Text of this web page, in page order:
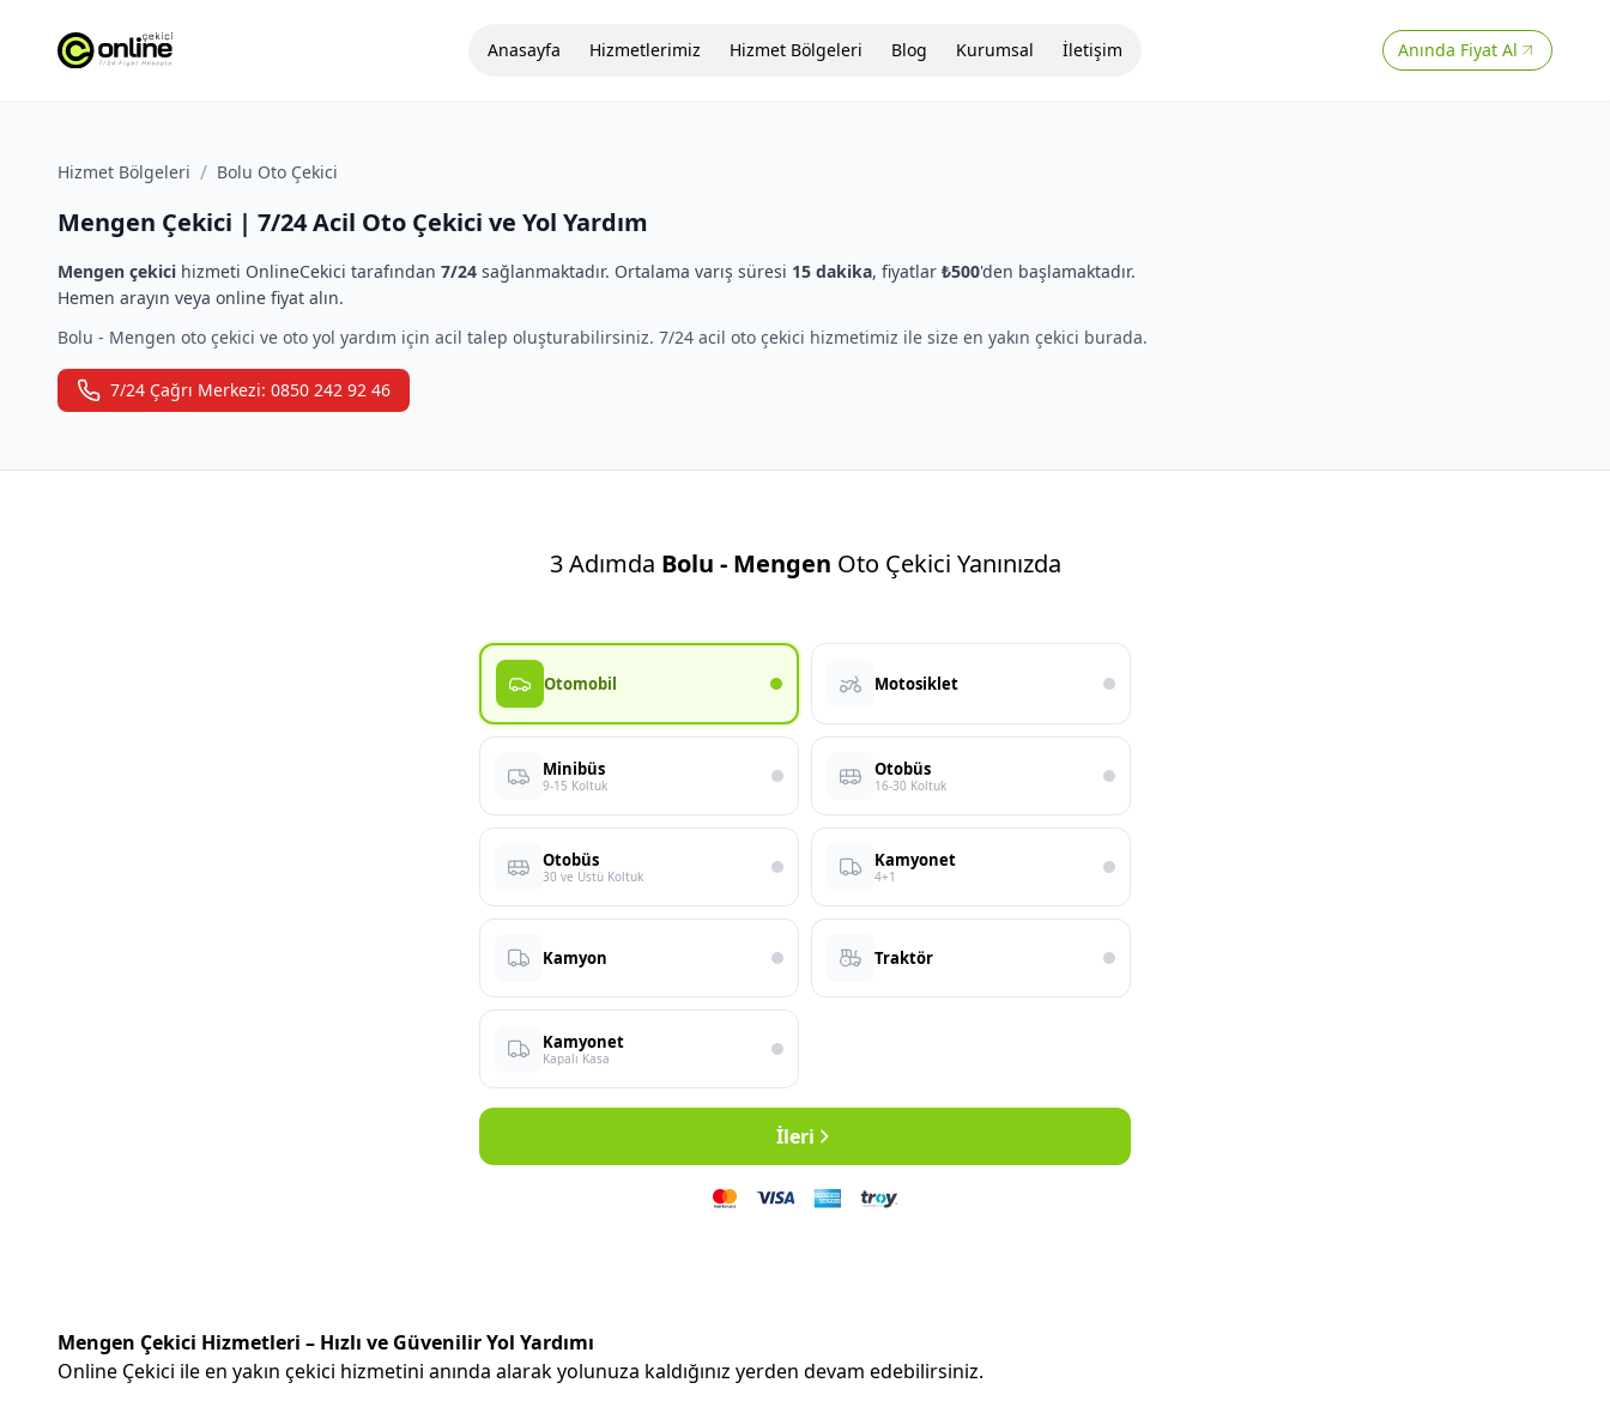
Anasayfa Hizmetlerimiz Hizmet Bölgeleri Blog Kurumsal İletişim Anında Fiyat Al
Hizmet Bölgeleri / Bolu Oto Çekici
Mengen Çekici | 7/24 Acil Oto Çekici ve Yol Yardım
Mengen çekici hizmeti OnlineCekici tarafından 7/24 sağlanmaktadır. Ortalama varış süresi 15 dakika, fiyatlar ₺500'den başlamaktadır.
Hemen arayın veya online fiyat alın.
Bolu - Mengen oto çekici ve oto yol yardım için acil talep oluşturabilirsiniz. 7/24 acil oto çekici hizmetimiz ile size en yakın çekici burada.
7/24 Çağrı Merkezi: 0850 242 92 46
3 Adımda Bolu - Mengen Oto Çekici Yanınızda
Otomobil Motosiklet
Minibüs
9-15 Koltuk
Otobüs
16-30 Koltuk
Otobüs
30 ve Üstü Koltuk
Kamyonet
4+1
Kamyon Traktör
Kamyonet
Kapalı Kasa
İleri
Mengen Çekici Hizmetleri – Hızlı ve Güvenilir Yol Yardımı
Online Çekici ile en yakın çekici hizmetini anında alarak yolunuza kaldığınız yerden devam edebilirsiniz.